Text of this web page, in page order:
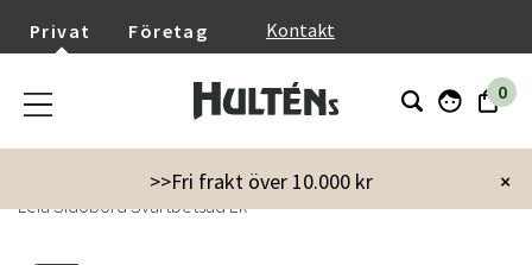
Privat Företag Kontakt
0
×
>>Fri frakt över 10.000 kr
Möbler Bord
Sidobord
Leia Sidobord Svartbetsad Ek